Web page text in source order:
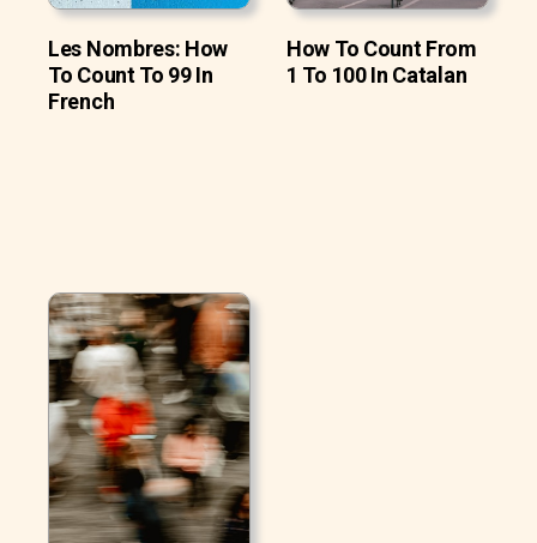
Les Nombres: How
To Count To 99 In
French
How To Count From
1 To 100 In Catalan